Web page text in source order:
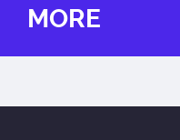
MORE